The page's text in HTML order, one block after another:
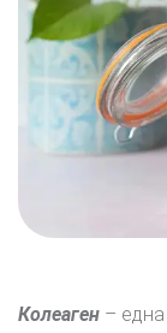
Колеаген –